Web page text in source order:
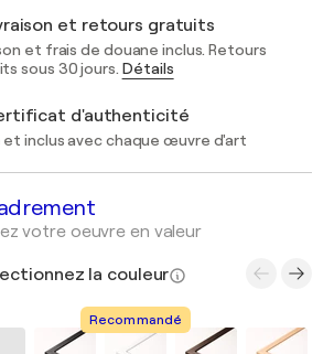
et retours gratuits
et frais de douane inclus. Retours
sous 30 jours. Détails
d'authenticité
et inclus avec chaque œuvre d'art
votre oeuvre en valeur
la couleur
Recommandé